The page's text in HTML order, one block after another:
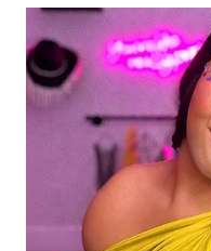
LANGKAT
WN
SELATAN
WN
TANJUNG